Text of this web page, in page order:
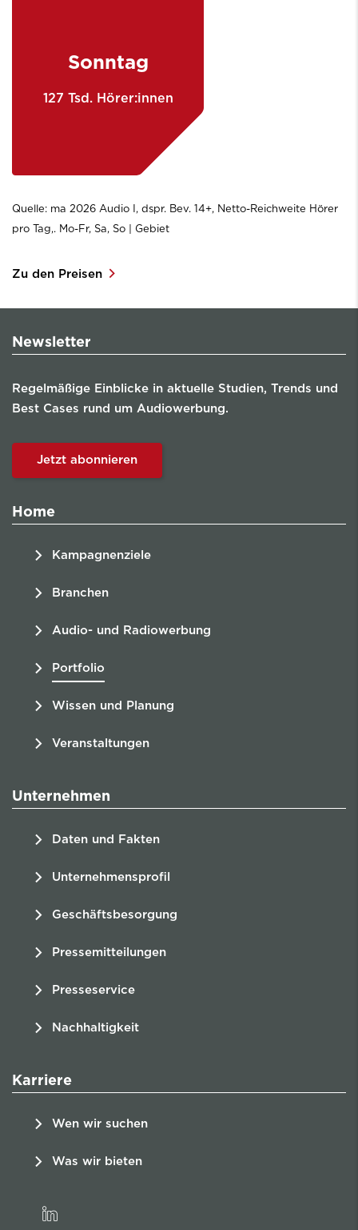
Sonntag
127 Tsd. Hörer:innen
Quelle: ma 2026 Audio I, dspr. Bev. 14+, Netto-Reichweite Hörer
pro Tag,. Mo-Fr, Sa, So | Gebiet
Zu den Preisen
Newsletter
Regelmäßige Einblicke in aktuelle Studien, Trends und
Best Cases rund um Audiowerbung.
Jetzt abonnieren
Home
Kampagnenziele
Branchen
Audio- und Radiowerbung
Portfolio
Wissen und Planung
Veranstaltungen
Unternehmen
Daten und Fakten
Unternehmensprofil
Geschäftsbesorgung
Pressemitteilungen
Presseservice
Nachhaltigkeit
Karriere
Wen wir suchen
Was wir bieten
linkedin